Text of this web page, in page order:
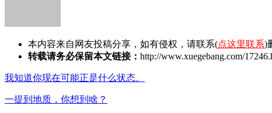
本内容来自网友投稿分享，如有侵权，请联系(点这里联系)
转载请务必保留本文链接： http://www.xuegebang.com/
我知道你现在可能正是什么状态。
一提到地质，你想到啥？